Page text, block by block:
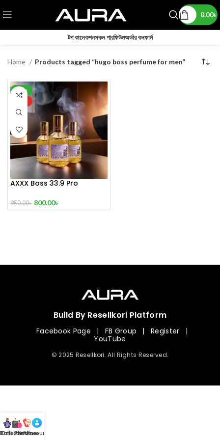
0.00৳
টপ কালেকশনসকল পারফিউমঅর্ডার কনফার্ম
Home Products tagged “hugo boss perfume for men”
-16%
AXXX Boss 33.9 Pro
950.00৳ 800.00৳
Build By Resellkori Platform
Facebook Page | FB Group | Register
|
YouTube
© 2025 Resellkori. All Rights Reserved.
mL Perfumes
Hotline
Account